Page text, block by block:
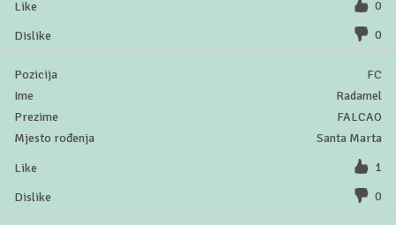
0
0
FC
Radamel
FALCAO
Santa Marta
1
0